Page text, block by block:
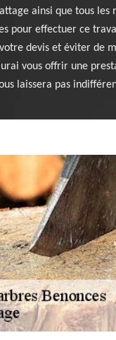
ainsi que tous les
pour effectuer ce
devis et éviter de
vous offrir une
laissera pas